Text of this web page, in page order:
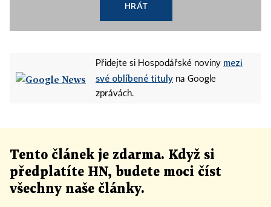
HRÁT
Přidejte si Hospodářské noviny mezi
své oblíbené tituly na Google
zprávách.
Tento článek je zdarma. Když si
předplatíte HN, budete moci číst
všechny naše články.